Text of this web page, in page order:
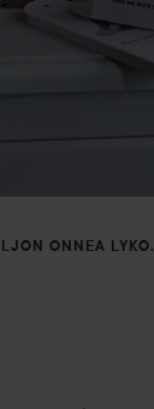
ONNEA LYKO.